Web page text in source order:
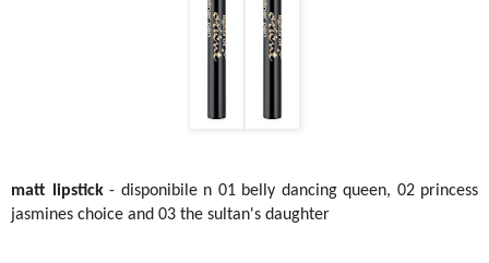
matt lipstick- disponibile n 01 belly dancing queen, 02 princess
jasmines choice and 03 the sultan's daughter